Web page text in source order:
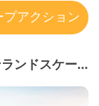
プアクション
最高のPhotoshopフリーアクションランドスケープ＃26 "Classic"